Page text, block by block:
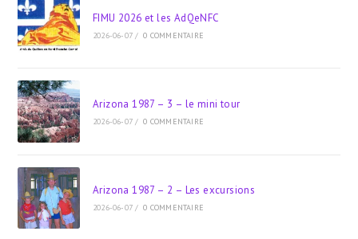
FIMU 2026 et les AdQeNFC
2026-06-07 / 0 COMMENTAIRE
Arizona 1987 – 3 – le mini tour
2026-06-07 / 0 COMMENTAIRE
Arizona 1987 – 2 – Les excursions
2026-06-07 / 0 COMMENTAIRE